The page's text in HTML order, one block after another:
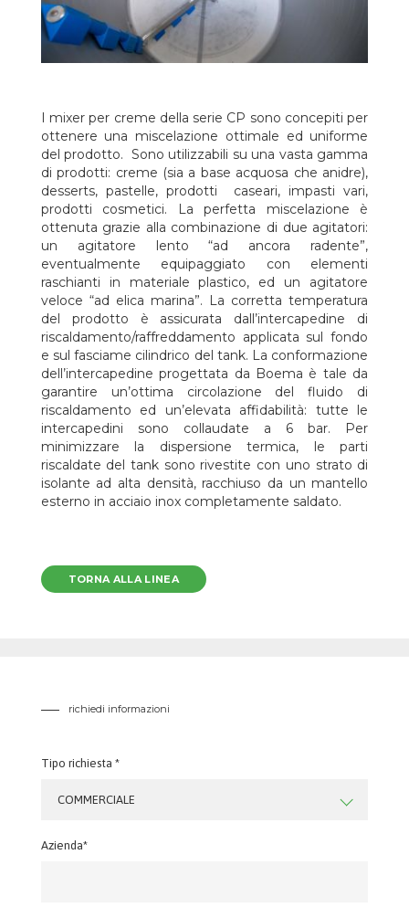
I mixer per creme della serie CP sono concepiti per
ottenere una miscelazione ottimale ed uniforme
del prodotto. Sono utilizzabili su una vasta gamma
di prodotti: creme (sia a base acquosa che anidre),
desserts, pastelle, prodotti caseari, impasti vari,
prodotti cosmetici. La perfetta miscelazione è
ottenuta grazie alla combinazione di due agitatori:
un agitatore lento “ad ancora radente”,
eventualmente equipaggiato con elementi
raschianti in materiale plastico, ed un agitatore
veloce “ad elica marina”. La corretta temperatura
del prodotto è assicurata dall’intercapedine di
riscaldamento/raffreddamento applicata sul fondo
e sul fasciame cilindrico del tank. La conformazione
dell’intercapedine progettata da Boema è tale da
garantire un’ottima circolazione del fluido di
riscaldamento ed un’elevata affidabilità: tutte le
intercapedini sono collaudate a 6 bar. Per
minimizzare la dispersione termica, le parti
riscaldate del tank sono rivestite con uno strato di
isolante ad alta densità, racchiuso da un mantello
esterno in acciaio inox completamente saldato.
TORNA ALLA LINEA
richiedi informazioni
Tipo richiesta *
COMMERCIALE
Azienda*